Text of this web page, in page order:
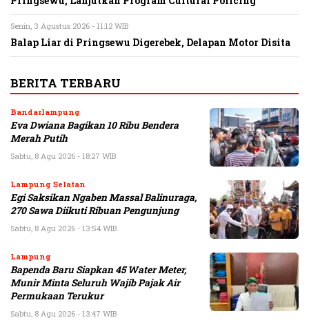
Senin, 3 Agustus 2026 - 11:12 WIB
Balap Liar di Pringsewu Digerebek, Delapan Motor Disita
BERITA TERBARU
Bandarlampung
Eva Dwiana Bagikan 10 Ribu Bendera
Merah Putih
Sabtu, 8 Agu 2026 - 18:27 WIB
Lampung Selatan
Egi Saksikan Ngaben Massal Balinuraga,
270 Sawa Diikuti Ribuan Pengunjung
Sabtu, 8 Agu 2026 - 13:54 WIB
Lampung
Bapenda Baru Siapkan 45 Water Meter,
Munir Minta Seluruh Wajib Pajak Air
Permukaan Terukur
Sabtu, 8 Agu 2026 - 13:47 WIB